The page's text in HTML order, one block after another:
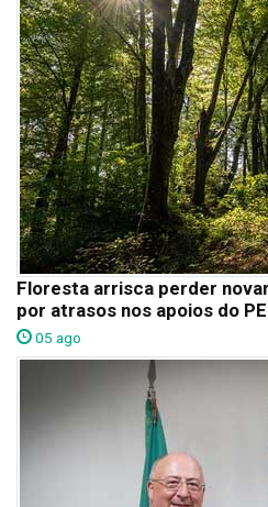
Floresta arrisca perder
por atrasos nos apoios do
05 ago